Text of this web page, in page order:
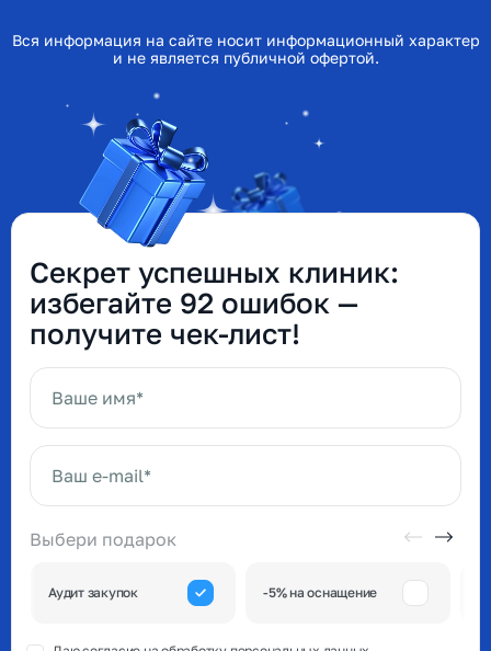
Вся информация на сайте носит информационный характер
и не является публичной офертой.
Секрет успешных клиник:
избегайте 92 ошибок —
получите чек-лист!
Выбери подарок
Аудит закупок -5% на оснащение